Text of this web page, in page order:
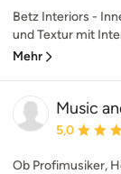
Betz Interiors -
und Textur mit
Mehr
Music
5,0
Ob Profimusiker,